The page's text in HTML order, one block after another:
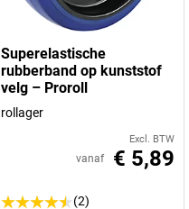
Superelastische
rubberband op kunststof
velg – Proroll
rollager
Excl. BTW
vanaf € 5,89
(2)